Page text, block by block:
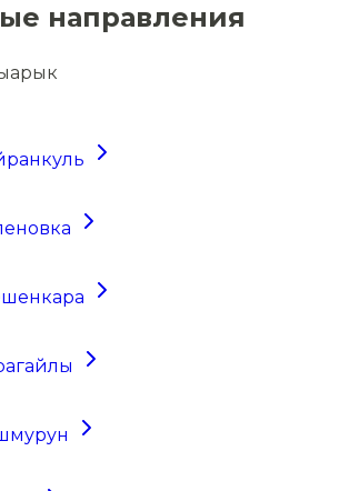
направления